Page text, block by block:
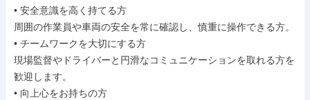
• 安全意識を高く持てる方
周囲の作業員や車両の安全を常に確認し、慎重に操作できる方。
• チームワークを大切にする方
現場監督やドライバーと円滑なコミュニケーションを取れる方を
歓迎します。
• 向上心をお持ちの方